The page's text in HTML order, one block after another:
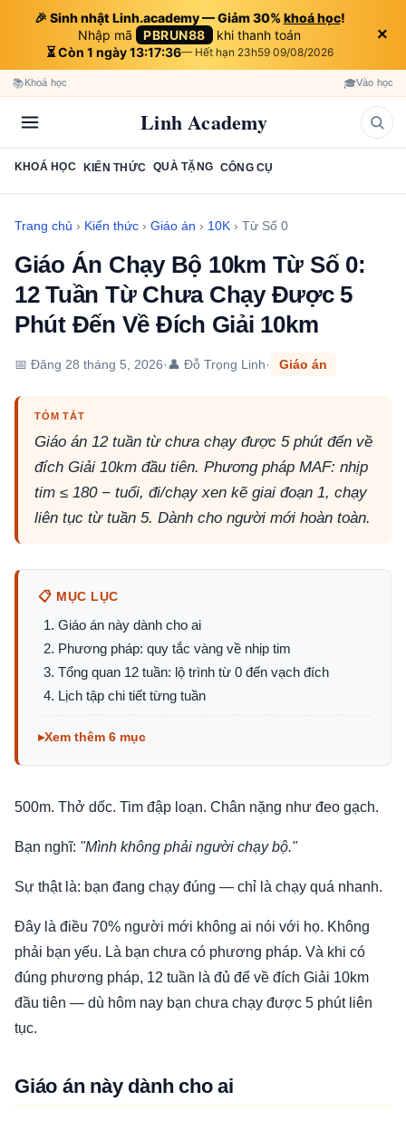
🎉 Sinh nhật Linh.academy — Giảm 30% khoá học!
Nhập mã PBRUN88 khi thanh toán
⏳ Còn 1 ngày 13:17:35— Hết hạn 23h59 09/08/2026
×
📚Khoá học 🎓Vào học
Linh Academy
KHOÁ HỌC KIẾN THỨC QUÀ TẶNG CÔNG CỤ
Trang chủ › Kiến thức › Giáo án › 10K › Từ Số 0
Giáo Án Chạy Bộ 10km Từ Số 0:
12 Tuần Từ Chưa Chạy Được 5
Phút Đến Về Đích Giải 10km
📅 Đăng 28 tháng 5, 2026·👤 Đỗ Trọng Linh· Giáo án
TÓM TẮT
Giáo án 12 tuần từ chưa chạy được 5 phút đến về
đích Giải 10km đầu tiên. Phương pháp MAF: nhịp
tim ≤ 180 − tuổi, đi/chạy xen kẽ giai đoạn 1, chạy
liên tục từ tuần 5. Dành cho người mới hoàn toàn.
📋 MỤC LỤC
Giáo án này dành cho ai
Phương pháp: quy tắc vàng về nhịp tim
Tổng quan 12 tuần: lộ trình từ 0 đến vạch đích
Lịch tập chi tiết từng tuần
Xem thêm 6 mục
500m. Thở dốc. Tim đập loạn. Chân nặng như đeo gạch.
Bạn nghĩ: "Mình không phải người chạy bộ."
Sự thật là: bạn đang chạy đúng — chỉ là chạy quá nhanh.
Đây là điều 70% người mới không ai nói với họ. Không
phải bạn yếu. Là bạn chưa có phương pháp. Và khi có
đúng phương pháp, 12 tuần là đủ để về đích Giải 10km
đầu tiên — dù hôm nay bạn chưa chạy được 5 phút liên
tục.
Giáo án này dành cho ai